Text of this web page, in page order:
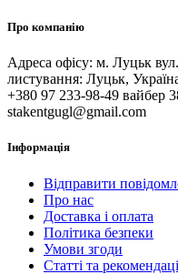
Про компанію
Адреса офісу: м. Луцьк
листування: Луцьк,
+380 97 233-98-49 вайбер
stakentgugl@gmail.com
Інформація
Відправити
Про нас
Доставка і оплата
Політика безпеки
Умови згоди
Статті та